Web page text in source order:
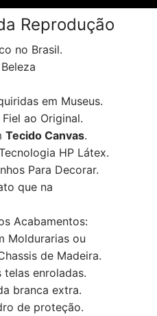
Reprodução
no Brasil.
em Museus.
ao Original.
Tecido Canvas.
HP Látex.
Para Decorar.
que na
Acabamentos:
Moldurarias ou
de Madeira.
enroladas.
branca extra.
de proteção.